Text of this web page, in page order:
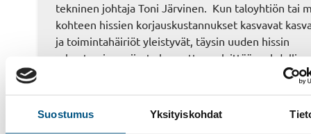
Suostumus Yksityiskohdat
tekninen johtaja Toni Järvinen. Kun taloyhtiön tai
kohteen hissien korjauskustannukset kasvavat
ja toimintahäiriöt yleistyvät, täysin uuden hissin
rakentamisen sijasta kannattaa selvittää
modernisointiin. Koko jutun pääset lukemaan tästä